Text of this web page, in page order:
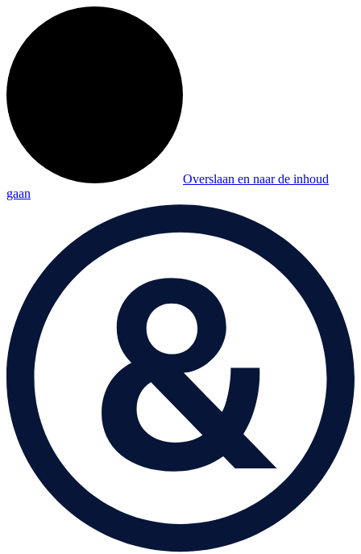
Overslaan en naar de inhoud
gaan